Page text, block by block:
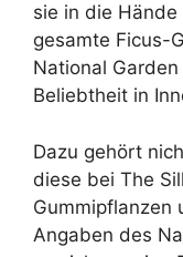
sie in die
gesamte Ficus-
National
Beliebtheit in
Dazu gehört
diese bei The
Gummipflanzen
Angaben des